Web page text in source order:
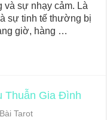
và sự nhạy cảm. Là
sự tinh tế thường bị
giờ, hàng …
Thuẫn Gia Đình
Tarot